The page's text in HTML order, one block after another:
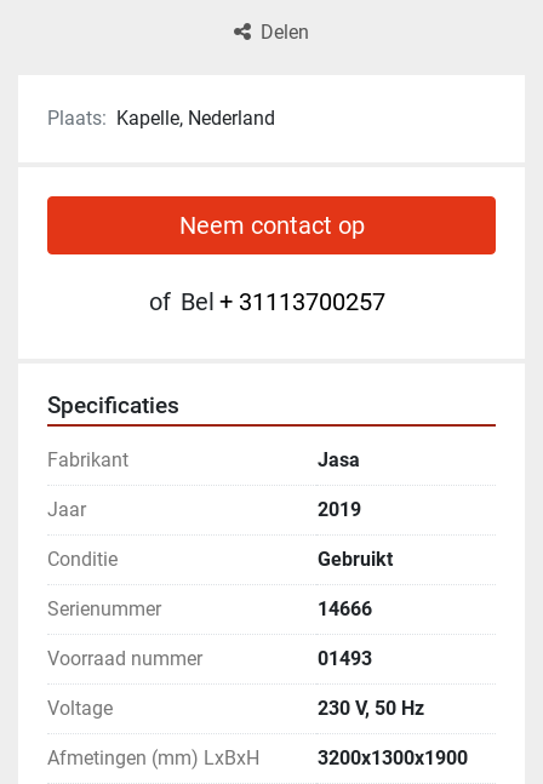
Delen
Plaats: Kapelle, Nederland
Neem contact op
of Bel + 31113700257
Specificaties
Fabrikant Jasa
Jaar 2019
Conditie Gebruikt
Serienummer 14666
Voorraad nummer 01493
Voltage 230 V, 50 Hz
Afmetingen (mm) LxBxH 3200x1300x1900